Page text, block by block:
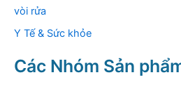
vòi rửa
Y Tế & Sức khỏe
Các Nhóm Sản